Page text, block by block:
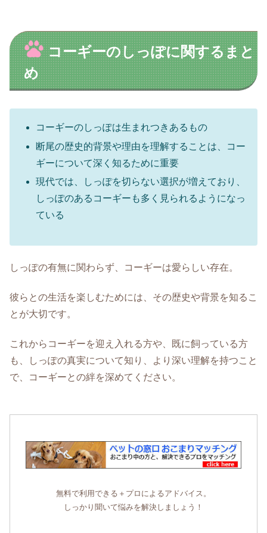
コーギーのしっぽに関するまと
め
コーギーのしっぽは生まれつきあるもの
断尾の歴史的背景や理由を理解することは、コー
ギーについて深く知るために重要
現代では、しっぽを切らない選択が増えており、
しっぽのあるコーギーも多く見られるようになっ
ている
しっぽの有無に関わらず、コーギーは愛らしい存在。
彼らとの生活を楽しむためには、その歴史や背景を知るこ
とが大切です。
これからコーギーを迎え入れる方や、既に飼っている方
も、しっぽの真実について知り、より深い理解を持つこと
で、コーギーとの絆を深めてください。
無料で利用できる＋プロによるアドバイス。
しっかり聞いて悩みを解決しましょう！